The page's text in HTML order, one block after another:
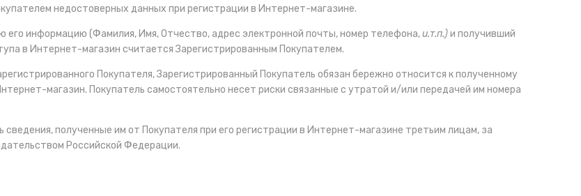
недостоверных данных при регистрации в Интернет-магазине.
информацию (Фамилия, Имя, Отчество, адрес электронной почты, номер телефона,и.т.п.)и получивший
в Интернет-магазин считается Зарегистрированным Покупателем.
Покупателя, Зарегистрированный Покупатель обязан бережно относится к полученному
магазин. Покупатель самостоятельно несет риски связанные с утратой и/или передачей им номера
полученные им от Покупателя при его регистрации в Интернет-магазине третьим лицам, за
Российской Федерации.